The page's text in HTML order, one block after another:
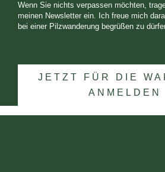
Wenn Sie nichts verpassen möchten,
meinen Newsletter ein. Ich freue mich
bei einer Pilzwanderung begrüßen zu
JETZT FÜR DIE
ANMELDEN